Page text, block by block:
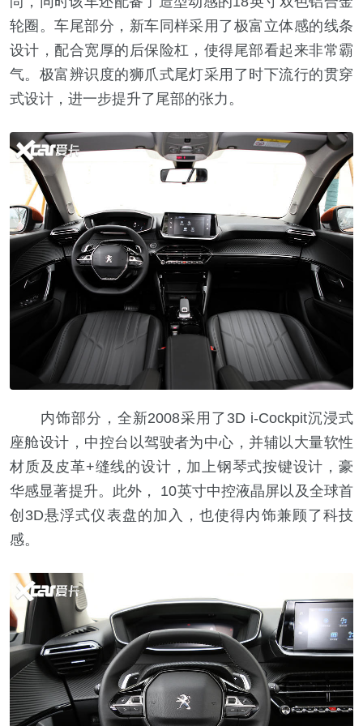
轮圈。车尾部分，新车同样采用了极富立体感的线条
设计，配合宽厚的后保险杠，使得尾部看起来非常霸
气。极富辨识度的狮爪式尾灯采用了时下流行的贯穿
式设计，进一步提升了尾部的张力。
内饰部分，全新2008采用了3D i-Cockpit沉浸式
座舱设计，中控台以驾驶者为中心，并辅以大量软性
材质及皮革+缝线的设计，加上钢琴式按键设计，豪
华感显著提升。此外， 10英寸中控液晶屏以及全球首
创3D悬浮式仪表盘的加入，也使得内饰兼顾了科技
感。